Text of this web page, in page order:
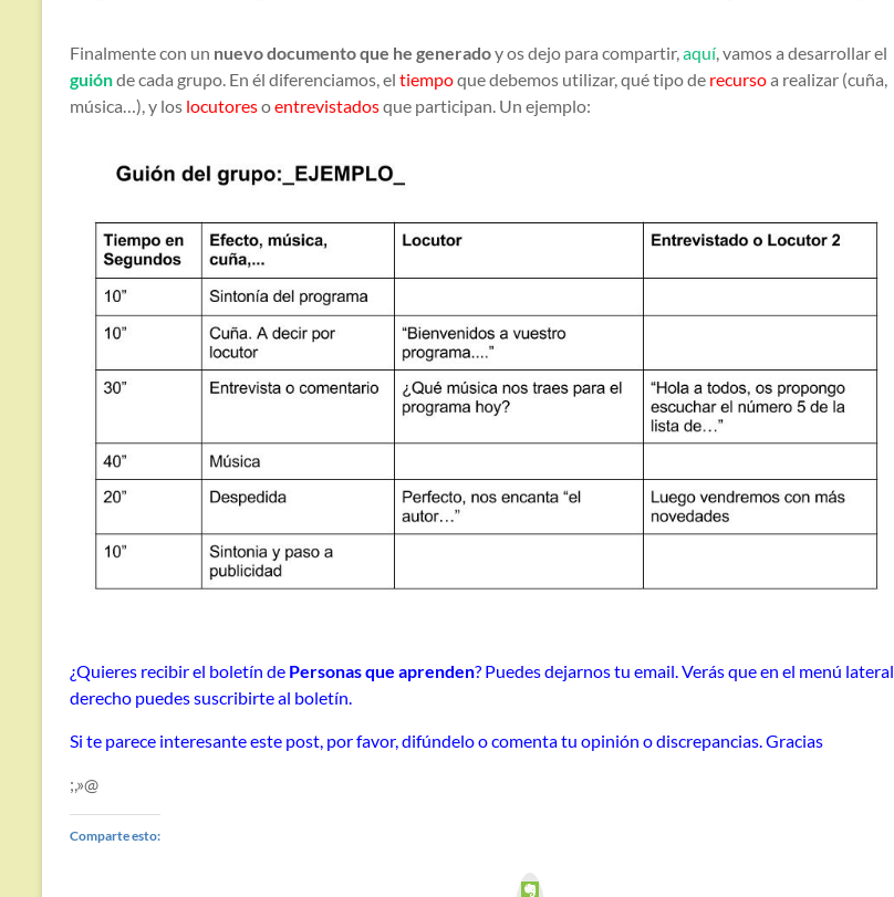
Finalmente con un nuevo documento que he generadoy os dejo para compartir,aquí, vamos a desarrollar el
guiónde cada grupo. En él diferenciamos, el tiempoque debemos utilizar, qué tipo de recursoa realizar (cuña,
música…), y los locutoresoentrevistadosque participan. Un ejemplo:
¿Quieres recibir el boletín de Personas que aprenden? Puedes dejarnos tu email. Verás que en el menú lateral
derecho puedes suscribirte al boletín.
Si te parece interesante este post, por favor, difúndelo o comenta tu opinión o discrepancias. Gracias
;,»@
Comparte esto: